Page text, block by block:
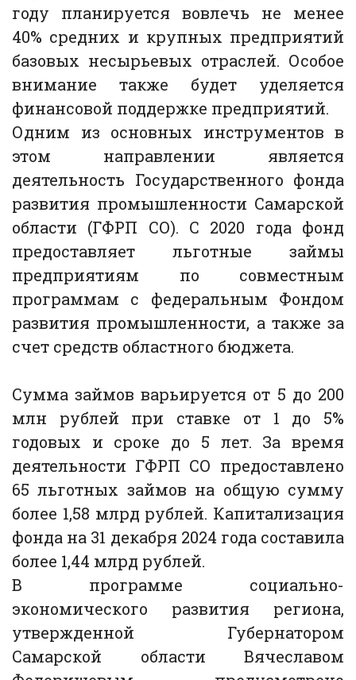
году планируется вовлечь не менее
40% средних и крупных предприятий
базовых несырьевых отраслей. Особое
внимание также будет уделяется
финансовой поддержке предприятий.
Одним из основных инструментов в
этом направлении является
деятельность Государственного фонда
развития промышленности Самарской
области (ГФРП СО). С 2020 года фонд
предоставляет льготные займы
предприятиям по совместным
программам с федеральным Фондом
развития промышленности, а также за
счет средств областного бюджета.
Сумма займов варьируется от 5 до 200
млн рублей при ставке от 1 до 5%
годовых и сроке до 5 лет. За время
деятельности ГФРП СО предоставлено
65 льготных займов на общую сумму
более 1,58 млрд рублей. Капитализация
фонда на 31 декабря 2024 года составила
более 1,44 млрд рублей.
В программе социально-
экономического развития региона,
утвержденной Губернатором
Самарской области Вячеславом